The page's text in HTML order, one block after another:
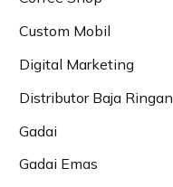
Custom Mobil
Digital Marketing
Distributor Baja Ringan
Gadai
Gadai Emas